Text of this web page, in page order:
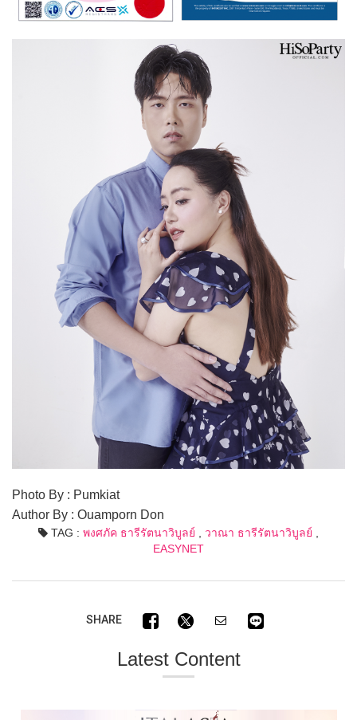
Photo By : Pumkiat
Author By : Ouamporn Don
TAG : พงศภัค ธารีรัตนาวิบูลย์ วาณา ธารีรัตนาวิบูลย์
EASYNET
SHARE
Latest Content